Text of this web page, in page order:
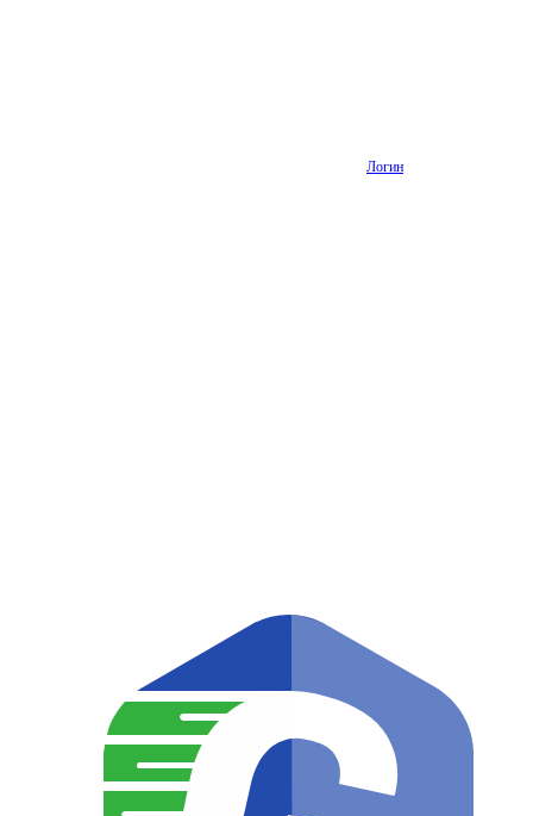
Логин